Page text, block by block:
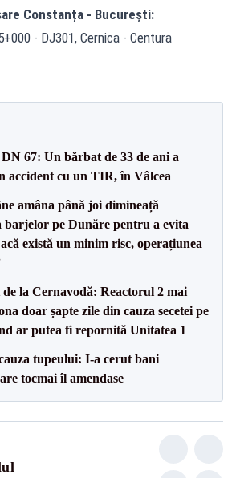
Constanța - București:
- DJ301, Cernica - Centura
67: Un bărbat de 33 de ani a
accident cu un TIR, în Vâlcea
amâna până joi dimineață
barjelor pe Dunăre pentru a evita
există un minim risc, operațiunea
la Cernavodă: Reactorul 2 mai
doar șapte zile din cauza secetei pe
ar putea fi repornită Unitatea 1
tupeului: I-a cerut bani
tocmai îl amendase